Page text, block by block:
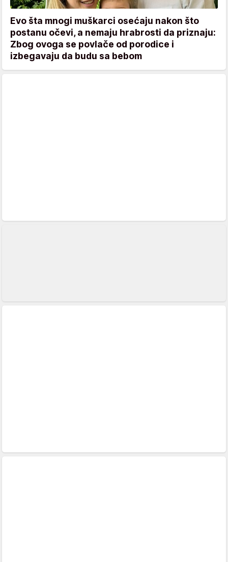
Evo šta mnogi muškarci osećaju nakon što
postanu očevi, a nemaju hrabrosti da priznaju:
Zbog ovoga se povlače od porodice i
izbegavaju da budu sa bebom